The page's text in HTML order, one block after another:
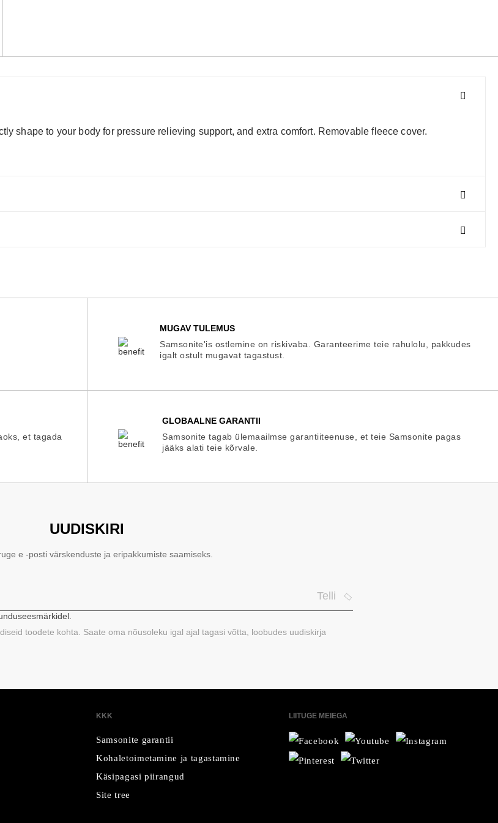
shape to your body for pressure relieving support, and extra comfort. Removable fleece cover.
MUGAV TULEMUS
Samsonite'is ostlemine on riskivaba. Garanteerime teie rahulolu, pakkudes
igalt ostult mugavat tagastust.
et tagada
GLOBAALNE GARANTII
Samsonite tagab ülemaailmse garantiiteenuse, et teie Samsonite pagas
jääks alati teie kõrvale.
UUDISKIRI
e -posti värskenduste ja eripakkumiste saamiseks.
Telli
toodete kohta. Saate oma nõusoleku igal ajal tagasi võtta, loobudes uudiskirja
KKK
Samsonite garantii
Kohaletoimetamine ja tagastamine
Käsipagasi piirangud
Site tree
LIITUGE MEIEGA